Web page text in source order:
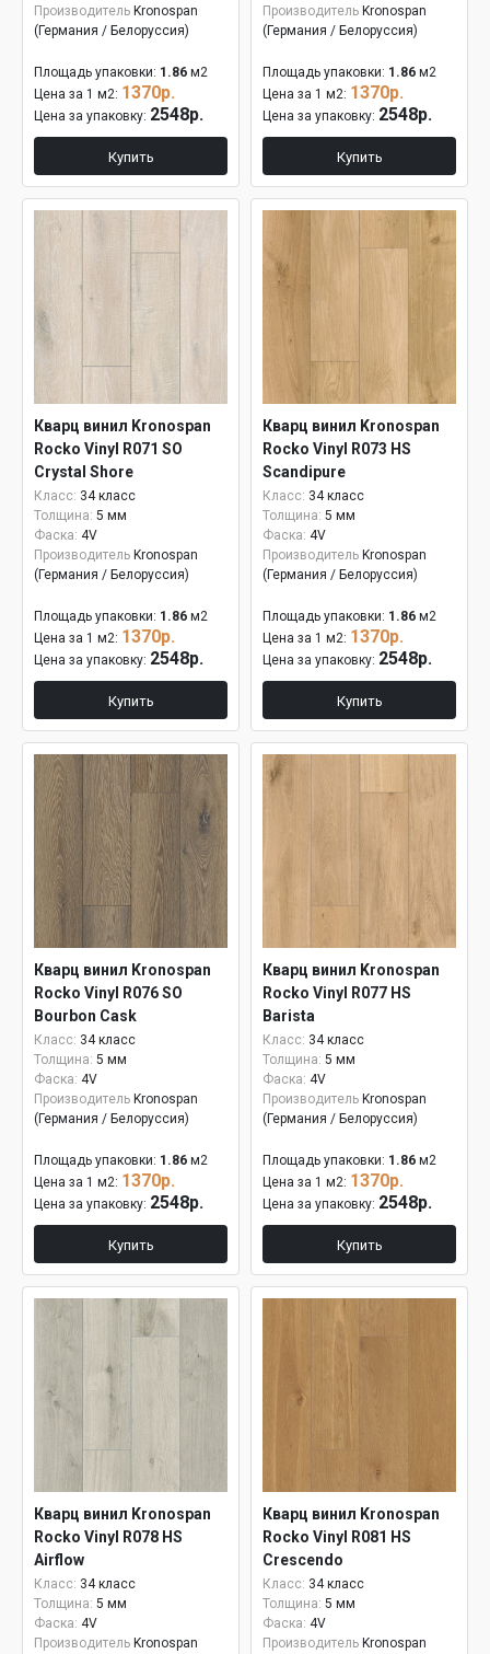
Производитель Kronospan
(Германия / Белоруссия)
Площадь упаковки: 1.86 м2
Цена за 1 м2: 1370р.
Цена за упаковку: 2548р.
Купить
Производитель Kronospan
(Германия / Белоруссия)
Площадь упаковки: 1.86 м2
Цена за 1 м2: 1370р.
Цена за упаковку: 2548р.
Купить
Кварц винил Kronospan
Rocko Vinyl R071 SO
Crystal Shore
Класс: 34 класс
Толщина: 5 мм
Фаска: 4V
Производитель Kronospan
(Германия / Белоруссия)
Площадь упаковки: 1.86 м2
Цена за 1 м2: 1370р.
Цена за упаковку: 2548р.
Купить
Кварц винил Kronospan
Rocko Vinyl R073 HS
Scandipure
Класс: 34 класс
Толщина: 5 мм
Фаска: 4V
Производитель Kronospan
(Германия / Белоруссия)
Площадь упаковки: 1.86 м2
Цена за 1 м2: 1370р.
Цена за упаковку: 2548р.
Купить
Кварц винил Kronospan
Rocko Vinyl R076 SO
Bourbon Cask
Класс: 34 класс
Толщина: 5 мм
Фаска: 4V
Производитель Kronospan
(Германия / Белоруссия)
Площадь упаковки: 1.86 м2
Цена за 1 м2: 1370р.
Цена за упаковку: 2548р.
Купить
Кварц винил Kronospan
Rocko Vinyl R077 HS
Barista
Класс: 34 класс
Толщина: 5 мм
Фаска: 4V
Производитель Kronospan
(Германия / Белоруссия)
Площадь упаковки: 1.86 м2
Цена за 1 м2: 1370р.
Цена за упаковку: 2548р.
Купить
Кварц винил Kronospan
Rocko Vinyl R078 HS
Airflow
Класс: 34 класс
Толщина: 5 мм
Фаска: 4V
Производитель Kronospan
Кварц винил Kronospan
Rocko Vinyl R081 HS
Crescendo
Класс: 34 класс
Толщина: 5 мм
Фаска: 4V
Производитель Kronospan